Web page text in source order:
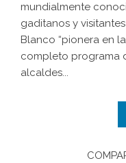
mundialmente
gaditanos y
Blanco “pionera en
completo programa
alcaldes...